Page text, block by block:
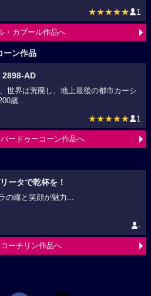
★★★★★ 1
・カプール作品へ
ーン作品
2898-AD
世界は荒廃し、地上最後の都市カーシ
歳...
★★★★★ 1
ードゥーコーン作品へ
ータで乾杯を！
の瞳と笑顔が魅力...
-
ーチリン作品へ